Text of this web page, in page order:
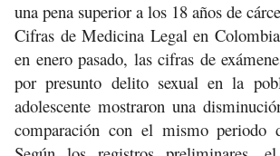
una pena superior a los 18 años de
Cifras de Medicina Legal en
en enero pasado, las cifras de
por presunto delito sexual en la
adolescente mostraron una
comparación con el mismo periodo